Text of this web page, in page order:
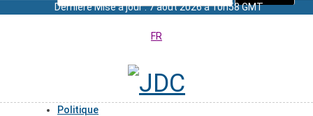
Dernière Mise à jour : 7 août 2026 à 10h58 GMT
FR
Politique